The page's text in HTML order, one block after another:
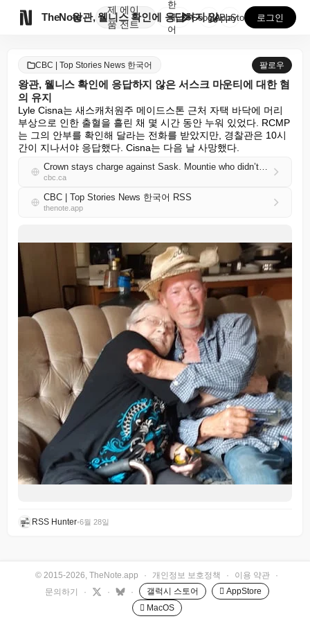
TheNote
제
품
에이
전트
왕관, 웰니스 확인에 응답하지 않은 서스크 마운티에 대...
한
국
어
GooglePlay
AppStore 로그인
CBC | Top Stories News 한국어 팔로우
왕관, 웰니스 확인에 응답하지 않은 서스크 마운티에 대한 혐
의 유지
Lyle Cisna는 새스캐처원주 메이드스톤 근처 자택 바닥에 머리
부상으로 인한 출혈을 흘린 채 몇 시간 동안 누워 있었다. RCMP
는 그의 안부를 확인해 달라는 전화를 받았지만, 경찰관은 10시
간이 지나서야 응답했다. Cisna는 다음 날 사망했다.
Crown stays charge against Sask. Mountie who didn’t respond to wellness check
cbc.ca
CBC | Top Stories News 한국어 RSS
thenote.app
RSS Hunter•6월 28일
© 2015-2026, TheNote.app · 개인정보 보호정책 · 이용 약관
·
문의하기
· · · 갤럭시 스토어
 AppStore
 MacOS